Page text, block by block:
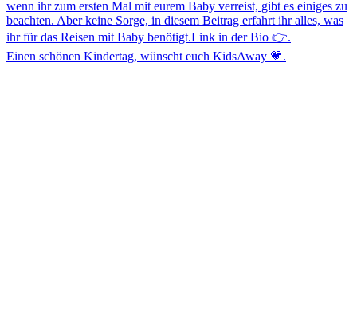
Einen schönen Kindertag, wünscht euch KidsAway 💗.